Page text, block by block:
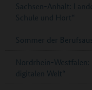
Sachsen-Anhalt:
Schule und Hort“
Sommer der
Nordrhein-Westfalen:
digitalen Welt“